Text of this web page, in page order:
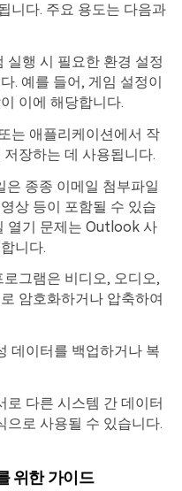
니다. 주요 용도는 다음과
실행 시 필요한 환경 설정
. 예를 들어, 게임 설정이
이에 해당합니다.
는 애플리케이션에서 작
장하는 데 사용됩니다.
은 종종 이메일 첨부파일
상 등이 포함될 수 있습
열기 문제는 Outlook 사
니다.
로그램은 비디오, 오디오,
암호화하거나 압축하여
데이터를 백업하거나 복
로 다른 시스템 간 데이터
으로 사용될 수 있습니다.
위한 가이드